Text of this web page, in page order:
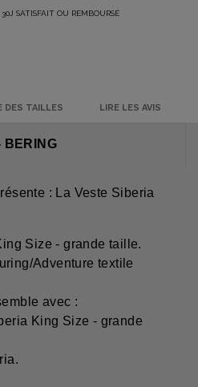
30J SATISFAIT OU REMBOURSÉ
DES TAILLES LIRE LES AVIS
BERING
: La Veste Siberia
Size - grande taille.
Adventure textile
avec :
King Size - grande